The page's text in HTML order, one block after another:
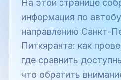
На этой странице
информация по
направлению Санкт-
Питкяранта: как
где сравнить
что обратить